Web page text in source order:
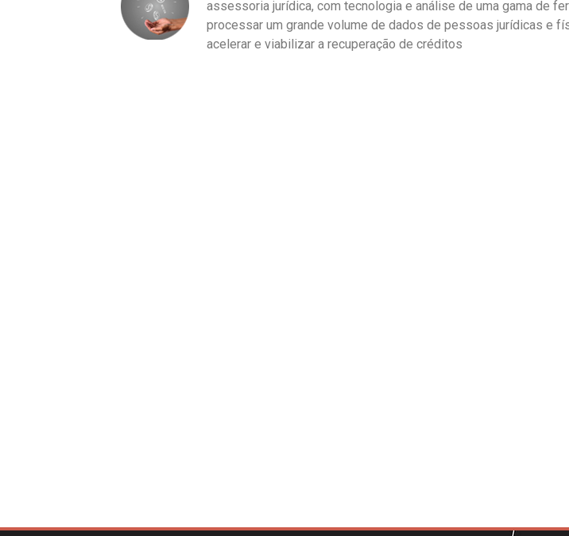
assessoria jurídica, com tecnologia e análise de uma gama de
processar um grande volume de dados de pessoas jurídicas e
acelerar e viabilizar a recuperação de créditos